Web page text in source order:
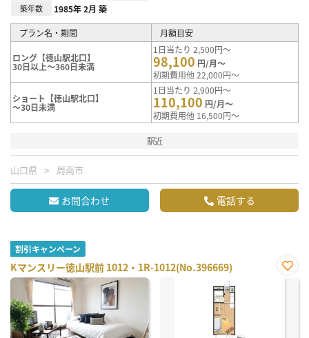
築年数 1985年 2月 築
プラン名・期間 月額目安
ロング【徳山駅北口】
30日以上～360日未満
1日当たり 2,500円～
98,100 円/月～
初期費用他 22,000円～
ショート【徳山駅北口】
～30日未満
1日当たり 2,900円～
110,100 円/月～
初期費用他 16,500円～
駅近
山口県 周南市
お問合わせ 電話する
割引キャンペーン
Kマンスリー徳山駅前 1012・1R-1012(No.396669)
お気